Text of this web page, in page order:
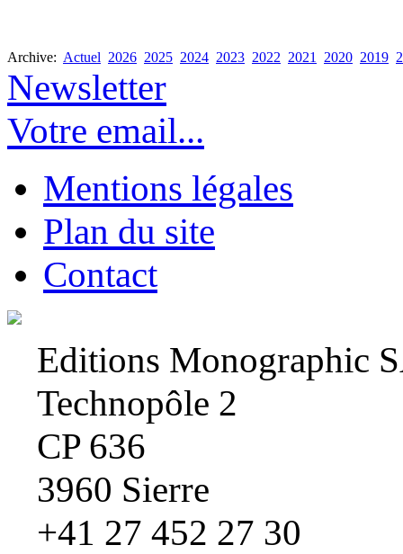
Archive: Actuel 2026 2025 2024 2023 2022 2021 2020 2019
Newsletter
Votre email...
Mentions légales
Plan du site
Contact
Editions Monographic
Technopôle 2
CP 636
3960 Sierre
+41 27 452 27 30